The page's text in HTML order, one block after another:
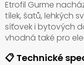
Etrofil Gurme
tílek, šatů, lehkých
síťovek i bytových
vhodná také pro
📋 Technické